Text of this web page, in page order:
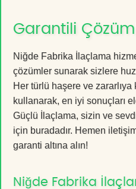
Garantili
Niğde Fabrika İlaçlama
çözümler sunarak sizlere
Her türlü haşere ve zararlıya
kullanarak, en iyi sonuçları
Güçlü İlaçlama, sizin ve
için buradadır. Hemen
garanti altına alın!
Niğde Fabrika